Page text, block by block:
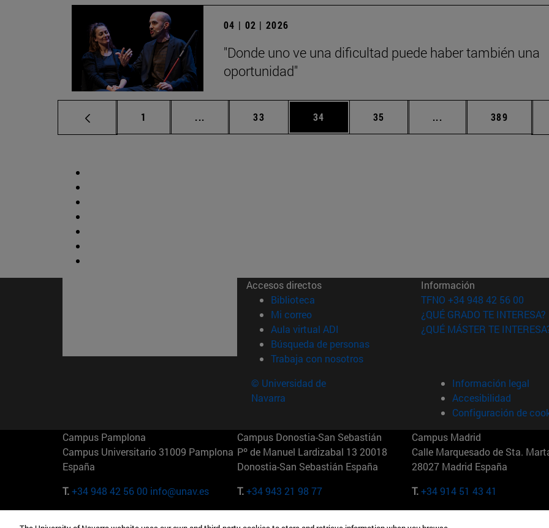
04 | 02 | 2026
"Donde uno ve una dificultad puede haber también una
oportunidad"
Página
1 ... Páginas intermedias Use TAB para desplazarse.
Página
33 Página
34 Página
35 ... Páginas intermedias
Página
389
Accesos directos
Biblioteca (abre en nueva ventana)
Mi correo(abre en nueva ventana)
Aula virtual ADI (abre en nueva ventana)
Búsqueda de personas(abre en nueva ventana)
Trabaja con nosotros(abre en nueva ventana)
Información
TFNO +34 948 42 56 00
¿QUÉ GRADO TE INTERESA?
¿QUÉ MÁSTER TE
© Universidad de
Navarra
Información legal
Accesibilidad
Configuración de
Campus Pamplona
Campus Universitario 31009 Pamplona
España
T.+34 948 42 56 00 info@unav.es
Campus Donostia-San Sebastián
Pº de Manuel Lardizabal 13 20018
Donostia-San Sebastián España
T.+34 943 21 98 77
Campus Madrid
Calle Marquesado de Sta.
28027 Madrid España
T.+34 914 51 43 41